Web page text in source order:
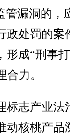
管漏洞的，
政处罚的案
形成“刑事
力。
志产业法
动核桃产品